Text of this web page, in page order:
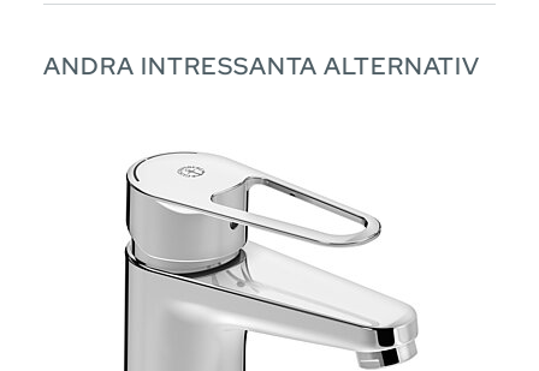
ANDRA INTRESSANTA ALTERNATIV